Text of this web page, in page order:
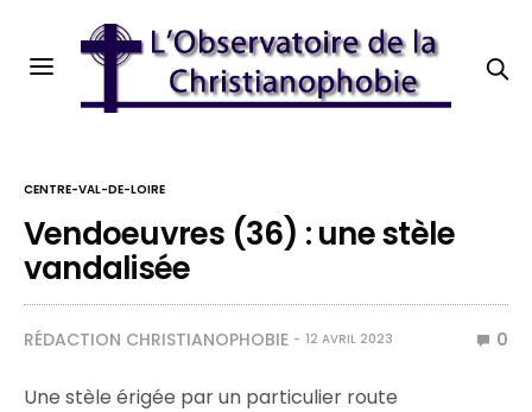
CENTRE-VAL-DE-LOIRE
Vendoeuvres (36) : une stèle
vandalisée
RÉDACTION CHRISTIANOPHOBIE 12 AVRIL 2023 0
Une stèle érigée par un particulier route